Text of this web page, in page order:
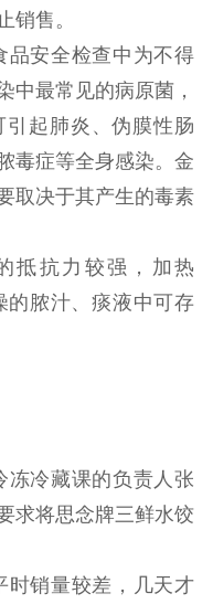
销售。
安全检查中为不得
中最常见的病原菌，
起肺炎、伪膜性肠
毒症等全身感染。金
取决于其产生的毒素
抗力较强，加热
脓汁、痰液中可存
冷藏课的负责人张
求将思念牌三鲜水饺
销量较差，几天才